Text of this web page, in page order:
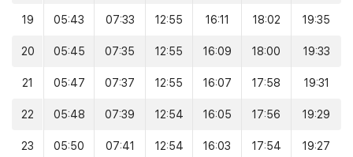
19 05:43 07:33 12:55 16:11 18:02 19:35
20 05:45 07:35 12:55 16:09 18:00 19:33
21 05:47 07:37 12:55 16:07 17:58 19:31
22 05:48 07:39 12:54 16:05 17:56 19:29
23 05:50 07:41 12:54 16:03 17:54 19:27